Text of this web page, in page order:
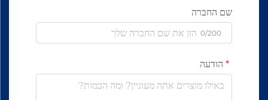
שם החברה
0/200
הודעה